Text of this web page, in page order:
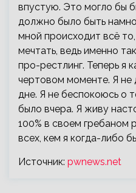
впустую. Это могло бы
должно было быть
мной происходит всё
мечтать, ведь именно
про-рестлинг. Теперь я
чертовом моменте. Я
дне. Я не беспокоюсь о
было вчера. Я живу
100% в своем гребаном
всех, кем я когда-либо
Источник: pwnews.net